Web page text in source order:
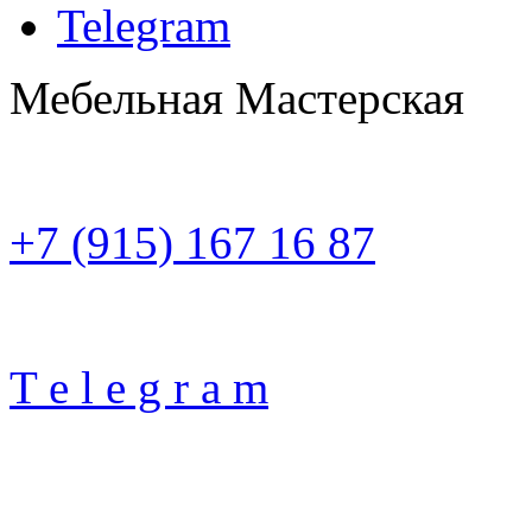
Telegram
Мебельная Мастерская
+7 (915) 167 16 87
T e l e g r a m